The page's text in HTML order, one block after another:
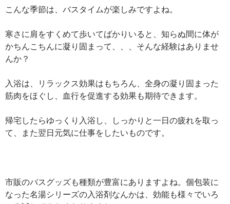
こんな季節は、バスタイムが楽しみですよね。
寒さに肩をすくめて歩いてばかりいると、知らぬ間に体が
かちんこちんに凝り固まって、、、そんな経験はありませ
んか？
入浴は、リラックス効果はもちろん、全身の凝り固まった
筋肉をほぐし、血行を促進する効果も期待できます。
帰宅したらゆっくり入浴し、しっかりと一日の疲れを取っ
て、また翌日元気に仕事をしたいものです。
市販のバスグッズも種類が豊富にありますよね。個包装に
なった名湯シリーズの入浴剤なんかは、効能も様々でいろ